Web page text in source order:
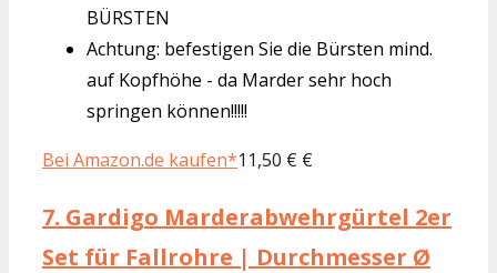
BÜRSTEN
Achtung: befestigen Sie die Bürsten mind.
auf Kopfhöhe - da Marder sehr hoch
springen können!!!!!
Bei Amazon.de kaufen*11,50 € €
7. Gardigo Marderabwehrgürtel 2er
Set für Fallrohre | Durchmesser Ø